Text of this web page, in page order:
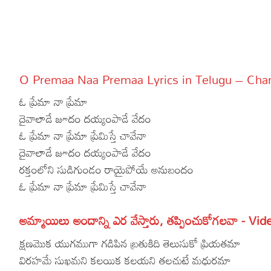
Poetry
Facts
Devotional
O Premaa Naa Premaa Lyrics in Telugu –
ఓ ప్రేమా నా ప్రేమా
దైవాలాడే జూదం దయ్యంపాడే వేదం
ఓ ప్రేమా నా ప్రేమా ప్రేమిస్తే చావేనా
దైవాలాడే జూదం దయ్యంపాడే వేదం
రక్తంలోని సుడిగుండం రాయైపోయే అనుబందం
ఓ ప్రేమా నా ప్రేమా ప్రేమిస్తే చావేనా
అమ్మాయిలు అందాన్ని ఎర వేస్తారు, తప్పించుకోగలవా -
క్షణమొక యుగముగా గడిపిన బ్రతుకిది తెలుసుకో ప్రియతమా
విరహమే సుఖమని కలయిక కలయని తలచుటే మధురమా